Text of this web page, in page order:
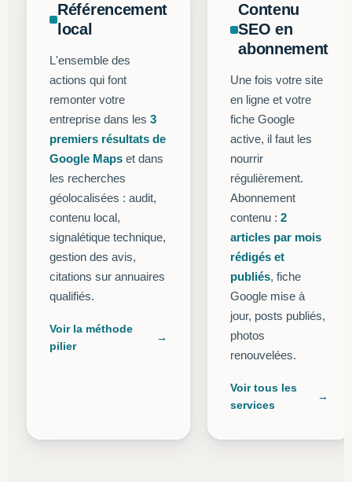
Référencement
local
L'ensemble des
actions qui font
remonter votre
entreprise dans les 3
premiers résultats de
Google Maps et dans
les recherches
géolocalisées : audit,
contenu local,
signalétique technique,
gestion des avis,
citations sur annuaires
qualifiés.
Voir la méthode
pilier
Contenu
SEO en
abonnement
Une fois votre site
en ligne et votre
fiche Google
active, il faut les
nourrir
régulièrement.
Abonnement
contenu :2
articles par mois
rédigés et
publiés, fiche
Google mise à
jour, posts publiés,
photos
renouvelées.
Voir tous les
services